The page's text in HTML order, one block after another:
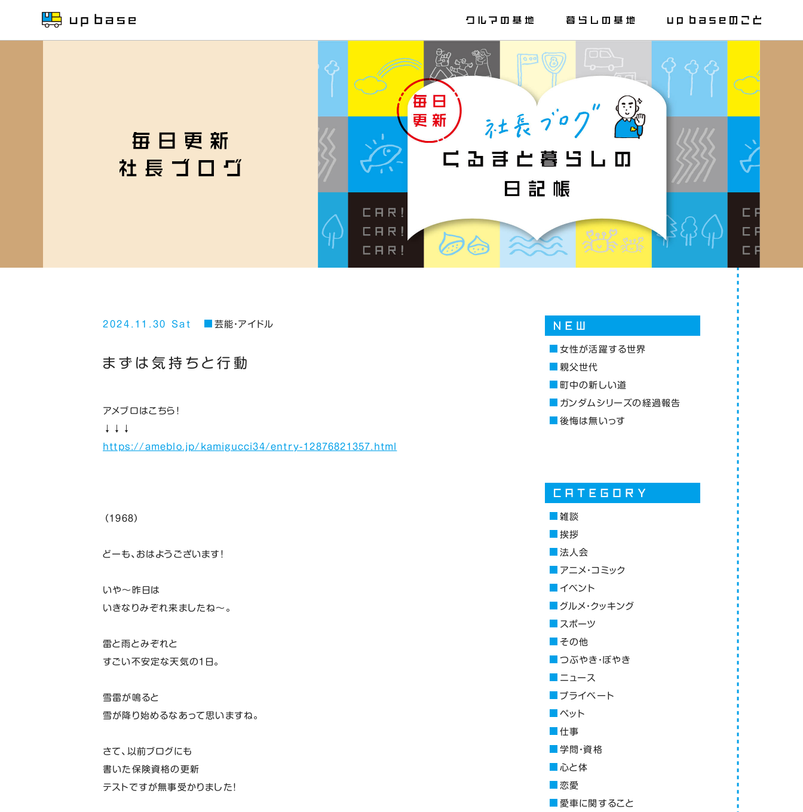
2024.11.30 Sat 芸能・アイドル
まずは気持ちと行動
アメブロはこちら！
↓↓↓
https://ameblo.jp/kamigucci34/entry-12876821357.html
（１９６８）
どーも、おはようございます！
いや～昨日は
いきなりみぞれ来ましたね～。
雷と雨とみぞれと
すごい不安定な天気の１日。
雪雷が鳴ると
雪が降り始めるなあって思いますね。
さて、以前ブログにも
書いた保険資格の更新
テストですが無事受かりました！
女性が活躍する世界
親父世代
町中の新しい道
ガンダムシリーズの経過報告
後悔は無いっす
雑談
挨拶
法人会
アニメ・コミック
イベント
グルメ・クッキング
スポーツ
その他
つぶやき・ぼやき
ニュース
プライベート
ペット
仕事
学問・資格
心と体
恋愛
愛車に関すること